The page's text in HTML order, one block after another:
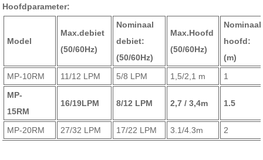
Hoofdparameter:
Model
Max.debiet
(50/60Hz)
Nominaal
debiet:
(50/60Hz)
Max.Hoofd
(50/60Hz)
Nominaal
hoofd:
(m)
MP-10RM
11/12 LPM 5/8 LPM 1,5/2,1 m
1
MP-
15RM
16/19LPM 8/12 LPM 2,7 / 3,4m 1.5
MP-20RM 27/32 LPM 17/22 LPM 3.1/4.3m 2